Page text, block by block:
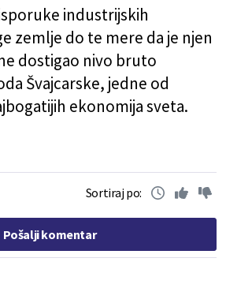
industrijskih
zemlje do te mere da je njen
dostigao nivo bruto
Švajcarske, jedne od
ekonomija sveta.
Sortiraj po:
Pošalji komentar